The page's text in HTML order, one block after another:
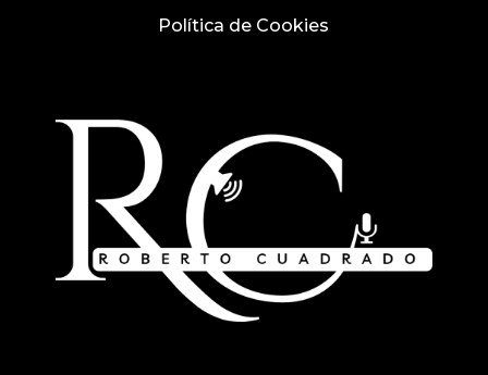
Política de Cookies